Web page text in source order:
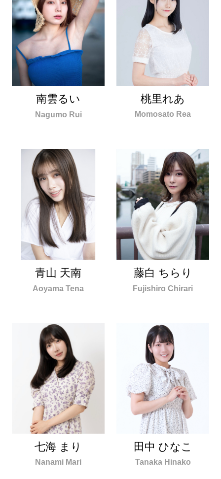
南雲るい
Nagumo Rui
桃里れあ
Momosato Rea
青山 天南
Aoyama Tena
藤白 ちらり
Fujishiro Chirari
七海 まり
Nanami Mari
田中 ひなこ
Tanaka Hinako